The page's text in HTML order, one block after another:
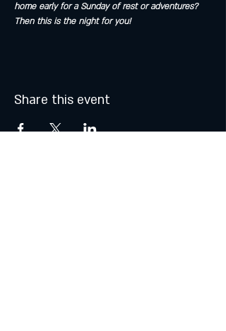
home early for a Sunday of rest or adventures?
Then this is the night for you!
Share this event